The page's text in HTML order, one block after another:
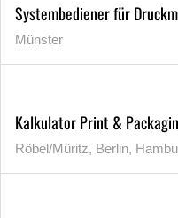
Systembediener für
Münster
Kalkulator Print &
Röbel/Müritz, Berlin,